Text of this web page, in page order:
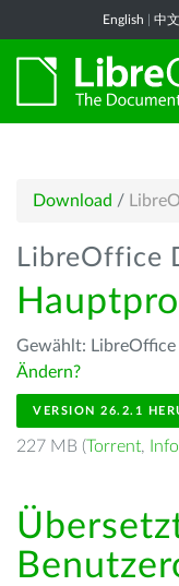
English 中
Download /
LibreOffice
Gewählt:
Ändern?
VERSION 26.2.1
227 MB (Torrent, Info